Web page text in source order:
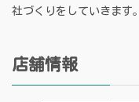
社づくりをしていきます。
店舗情報